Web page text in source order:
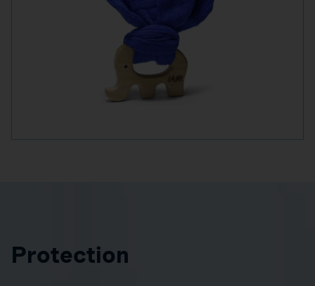
Protection